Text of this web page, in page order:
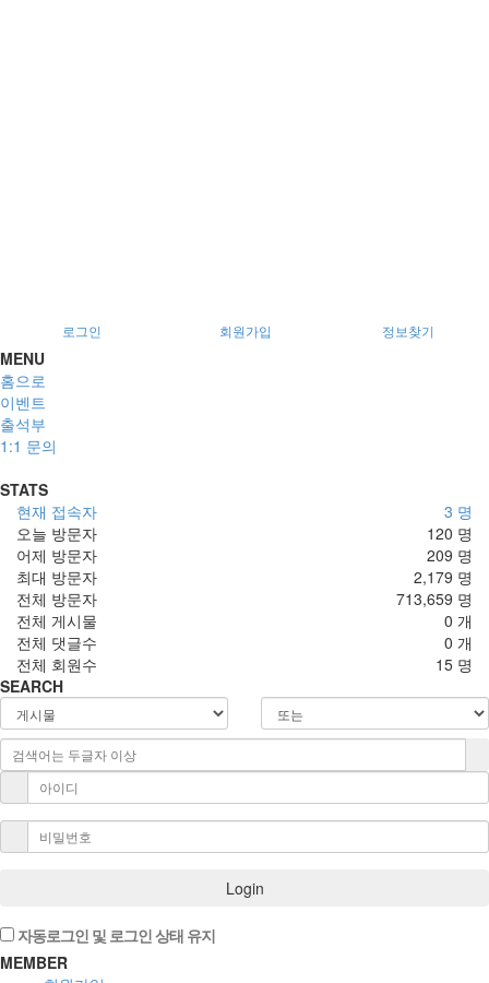
로그인 회원가입 정보찾기
MENU
홈으로
이벤트
출석부
1:1 문의
STATS
3 명
현재 접속자
120 명
오늘 방문자
209 명
어제 방문자
2,179 명
최대 방문자
713,659 명
전체 방문자
0 개
전체 게시물
0 개
전체 댓글수
15 명
전체 회원수
SEARCH
Login
자동로그인 및 로그인 상태 유지
MEMBER